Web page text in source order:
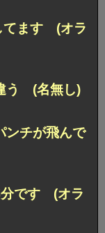
てます (オラ
う (名無し)
ンチが飛んで
分です (オラ